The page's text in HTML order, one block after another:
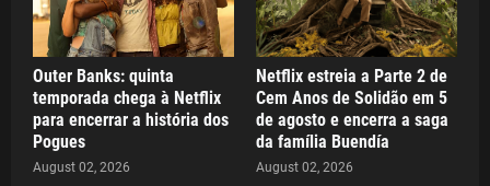
Outer Banks: quinta
temporada chega à Netflix
para encerrar a história dos
Pogues
August 02, 2026
Netflix estreia a Parte 2 de
Cem Anos de Solidão em 5
de agosto e encerra a saga
da família Buendía
August 02, 2026